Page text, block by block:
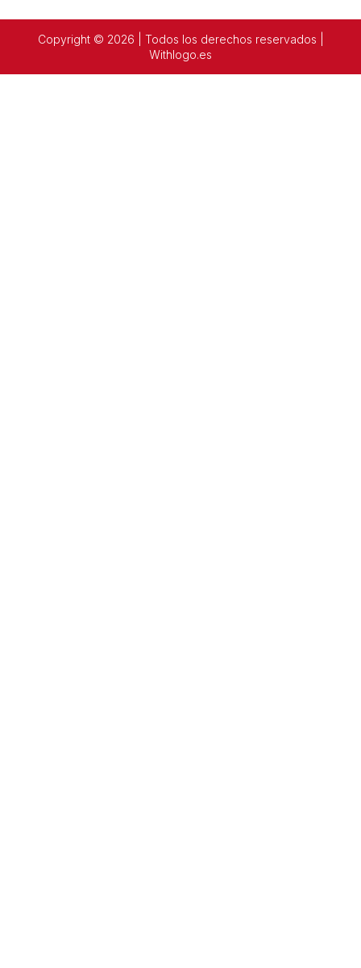
Copyright © 2026 | Todos los derechos reservados |
Withlogo.es